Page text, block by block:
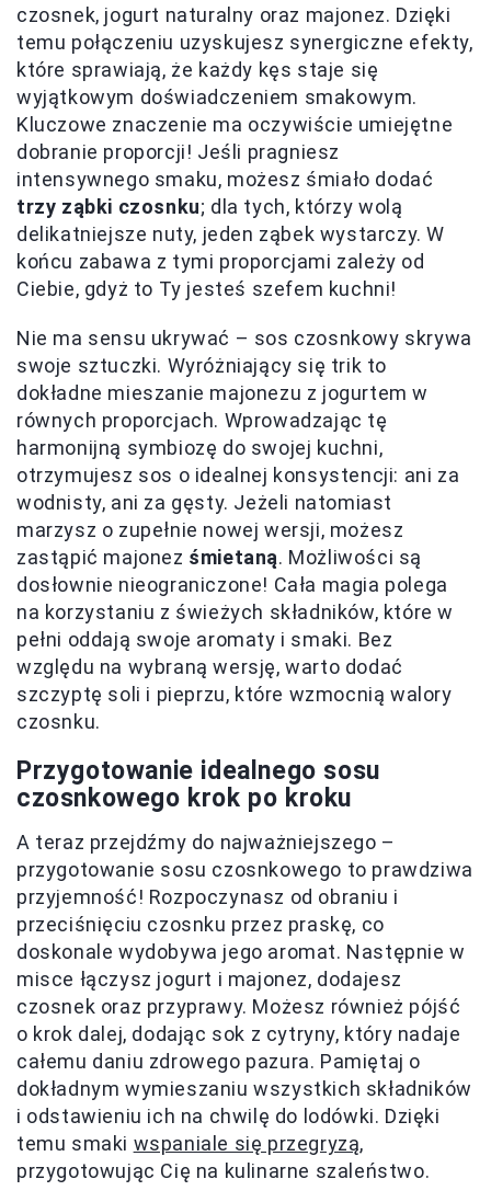
czosnek, jogurt naturalny oraz majonez. Dzięki
temu połączeniu uzyskujesz synergiczne efekty,
które sprawiają, że każdy kęs staje się
wyjątkowym doświadczeniem smakowym.
Kluczowe znaczenie ma oczywiście umiejętne
dobranie proporcji! Jeśli pragniesz
intensywnego smaku, możesz śmiało dodać
trzy ząbki czosnku; dla tych, którzy wolą
delikatniejsze nuty, jeden ząbek wystarczy. W
końcu zabawa z tymi proporcjami zależy od
Ciebie, gdyż to Ty jesteś szefem kuchni!
Nie ma sensu ukrywać – sos czosnkowy skrywa
swoje sztuczki. Wyróżniający się trik to
dokładne mieszanie majonezu z jogurtem w
równych proporcjach. Wprowadzając tę
harmonijną symbiozę do swojej kuchni,
otrzymujesz sos o idealnej konsystencji: ani za
wodnisty, ani za gęsty. Jeżeli natomiast
marzysz o zupełnie nowej wersji, możesz
zastąpić majonez śmietaną. Możliwości są
dosłownie nieograniczone! Cała magia polega
na korzystaniu z świeżych składników, które w
pełni oddają swoje aromaty i smaki. Bez
względu na wybraną wersję, warto dodać
szczyptę soli i pieprzu, które wzmocnią walory
czosnku.
Przygotowanie idealnego sosu
czosnkowego krok po kroku
A teraz przejdźmy do najważniejszego –
przygotowanie sosu czosnkowego to prawdziwa
przyjemność! Rozpoczynasz od obraniu i
przeciśnięciu czosnku przez praskę, co
doskonale wydobywa jego aromat. Następnie w
misce łączysz jogurt i majonez, dodajesz
czosnek oraz przyprawy. Możesz również pójść
o krok dalej, dodając sok z cytryny, który nadaje
całemu daniu zdrowego pazura. Pamiętaj o
dokładnym wymieszaniu wszystkich składników
i odstawieniu ich na chwilę do lodówki. Dzięki
temu smaki wspaniale się przegryzą,
przygotowując Cię na kulinarne szaleństwo.